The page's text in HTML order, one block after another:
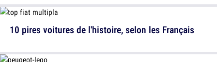
10 pires voitures de l'histoire, selon les Français